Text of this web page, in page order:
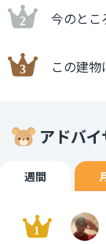
今のとこ
この建
アドバ
週間